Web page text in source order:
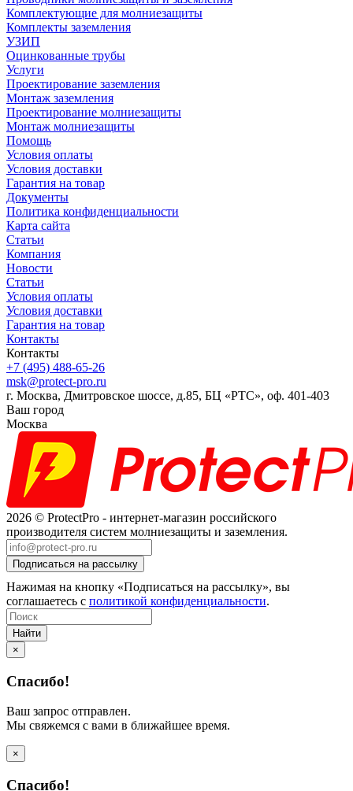
Комплектующие для молниезащиты
Комплекты заземления
УЗИП
Оцинкованные трубы
Услуги
Проектирование заземления
Монтаж заземления
Проектирование молниезащиты
Монтаж молниезащиты
Помощь
Условия оплаты
Условия доставки
Гарантия на товар
Документы
Политика конфиденциальности
Карта сайта
Статьи
Компания
Новости
Статьи
Условия оплаты
Условия доставки
Гарантия на товар
Контакты
Контакты
+7 (495) 488-65-26
msk@protect-pro.ru
г. Москва, Дмитровское шоссе, д.85, БЦ «РТС», оф. 401-403
Ваш город
Москва
2026 © ProtectPro - интернет-магазин российского
производителя систем молниезащиты и заземления.
Нажимая на кнопку «Подписаться на рассылку», вы
соглашаетесь с политикой конфиденциальности.
Найти
×
Спасибо!
Ваш запрос отправлен.
Мы свяжемся с вами в ближайшее время.
×
Спасибо!